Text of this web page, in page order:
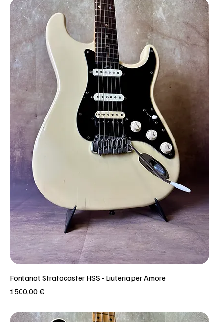
Fontanot Stratocaster HSS - Liuteria per Amore
Prezzo
1500,00 €